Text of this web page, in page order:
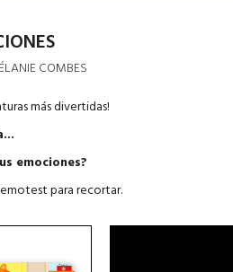
COMBES
más divertidas!
emociones?
para recortar.